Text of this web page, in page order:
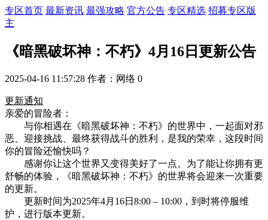
专区首页 最新资讯 最强攻略 官方公告 专区精选 招募专区版
主
《暗黑破坏神：不朽》4月16日更新公告
2025-04-16 11:57:28 作者：网络 0
更新通知
亲爱的冒险者：
与你相遇在《暗黑破坏神：不朽》的世界中，一起面对邪
恶、迎接挑战、最终获得战斗的胜利，是我的荣幸，这段时间
你的冒险还愉快吗？
感谢你让这个世界又变得美好了一点。为了能让你拥有更
舒畅的体验，《暗黑破坏神：不朽》的世界将会迎来一次重要
的更新。
更新时间为2025年4月16日8:00 – 10:00，到时将停服维
护，进行版本更新。